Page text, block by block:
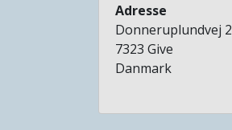
Adresse
Donneruplundvej 2
7323 Give
Danmark